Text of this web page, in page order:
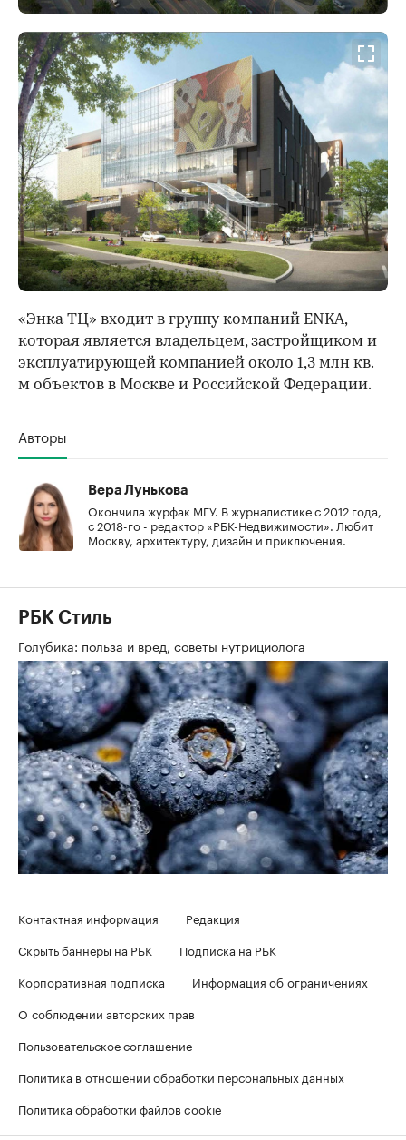
«Энка ТЦ» входит в группу компаний ENKA,
которая является владельцем, застройщиком и
эксплуатирующей компанией около 1,3 млн кв.
м объектов в Москве и Российской Федерации.
Авторы
Вера Лунькова
Окончила журфак МГУ. В журналистике с 2012 года,
с 2018-го - редактор «РБК-Недвижимости». Любит
Москву, архитектуру, дизайн и приключения.
РБК Стиль
Голубика: польза и вред, советы нутрициолога
Контактная информация
Редакция
Скрыть баннеры на РБК
Подписка на РБК
Корпоративная подписка
Информация об ограничениях
О соблюдении авторских прав
Пользовательское соглашение
Политика в отношении обработки персональных данных
Политика обработки файлов cookie